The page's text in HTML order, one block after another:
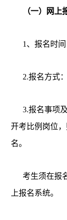
（一）网上
1、报名时间
2.报名方式
3.报名事项
开考比例岗位
名。
考生须在报
上报名系统。